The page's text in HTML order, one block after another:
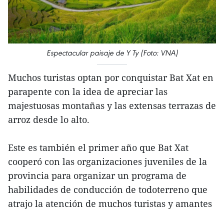
Espectacular paisaje de Y Ty (Foto: VNA)
Muchos turistas optan por conquistar Bat Xat en
parapente con la idea de apreciar las
majestuosas montañas y las extensas terrazas de
arroz desde lo alto.
Este es también el primer año que Bat Xat
cooperó con las organizaciones juveniles de la
provincia para organizar un programa de
habilidades de conducción de todoterreno que
atrajo la atención de muchos turistas y amantes